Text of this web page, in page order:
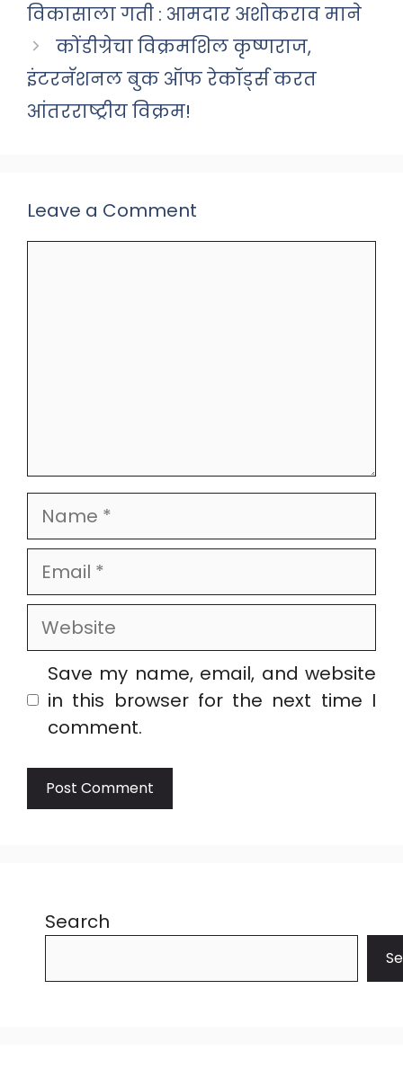
विकासाला गती : आमदार अशोकराव माने
कोंडीग्रेचा विक्रमशिल कृष्णराज,
इंटरनॅशनल बुक ऑफ रेकॉर्ड्स करत
आंतरराष्ट्रीय विक्रम!
Leave a Comment
Name
Email
Website
Save my name, email, and website
in this browser for the next time I
comment.
Search